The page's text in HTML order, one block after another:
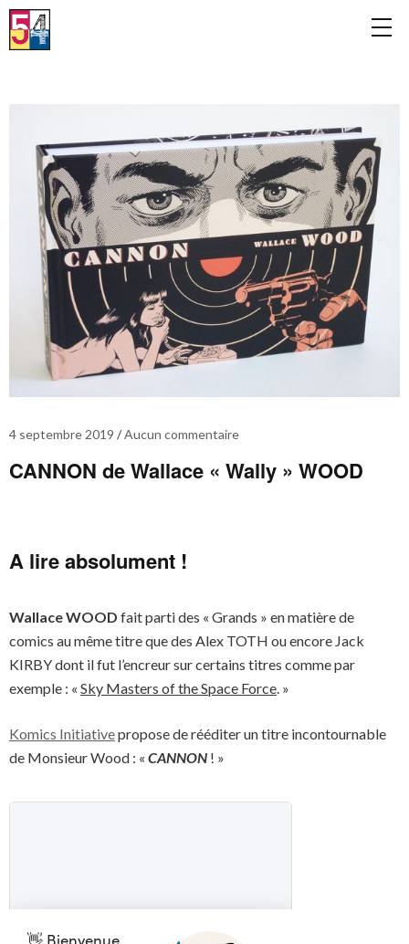
4 septembre 2019 Aucun commentaire
CANNON de Wallace « Wally » WOOD
A lire absolument !
Wallace WOOD fait parti des « Grands » en matière de
comics au même titre que des Alex TOTH ou encore Jack
KIRBY dont il fut l’encreur sur certains titres comme par
exemple : « Sky Masters of the Space Force. »
Komics Initiativepropose de rééditer un titre incontournable
de Monsieur Wood : « CANNON ! »